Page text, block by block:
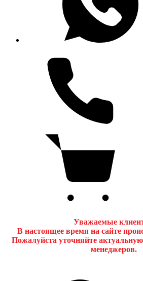
Уважаемые
В настоящее время на сайте
Пожалуйста уточняйте
менеджеров.